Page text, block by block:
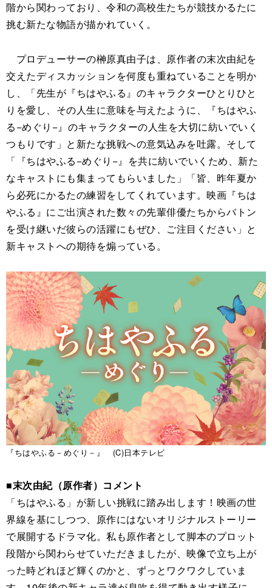
階から関わっており、令和の高校生たちが競技かるたに
挑む新たな物語が描かれていく。
プロデューサーの榊原真由子は、原作者の末次由紀を
交えたディスカッションを何度も重ねていることを明か
し、「先生が『ちはやふる』のキャラクターひとりひと
りを愛し、その人生に意味を与えたように、『ちはやふ
る−めぐり−』のキャラクターの人生を大切に紡いでいく
つもりです」と新たな挑戦への意気込みを吐露。そして
「『ちはやふる−めぐり−』を共に紡いでいくため、新た
なキャストにも集まってもらいました」「皆、昨年夏か
ら必死にかるたの練習をしてくれています。映画『ちは
やふる』にご出演された数々の先輩俳優たちからバトン
を受け継いだ彼らの活躍にもぜひ、ご注目ください」と
新キャストへの期待を煽っている。
『ちはやふる－めぐり－』 (C)日本テレビ
■末次由紀（原作者）コメント
「ちはやふる」が新しい挑戦に踏み出します！映画の世
界線を基にしつつ、原作にはないオリジナルストーリー
で展開するドラマ化。私も原作者として脚本のプロット
段階から関わらせていただきましたが、映像で立ち上が
った時どれほど輝くのかと、ずっとワクワクしていま